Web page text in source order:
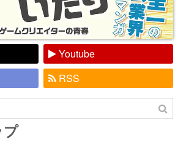
Youtube
RSS
プ